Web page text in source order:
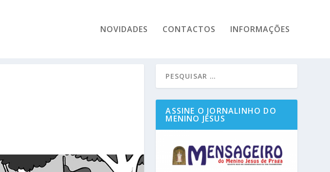
NOVIDADES CONTACTOS INFORMAÇÕES
ASSINE O JORNALINHO DO
MENINO JESUS